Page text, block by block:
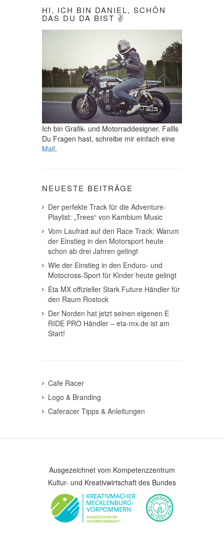
HI, ICH BIN DANIEL, SCHÖN
DAS DU DA BIST ✌
Ich bin Grafik- und Motorraddesigner. Fallls
Du Fragen hast, schreibe mir einfach eine
Mail.
NEUESTE BEITRÄGE
Der perfekte Track für die Adventure-
Playlist: „Trees“ von Kambium Music
Vom Laufrad auf den Race Track: Warum
der Einstieg in den Motorsport heute
schon ab drei Jahren gelingt
Wie der Einstieg in den Enduro- und
Motocross-Sport für Kinder heute gelingt
Eta MX offizieller Stark Future Händler für
den Raum Rostock
Der Norden hat jetzt seinen eigenen E
RIDE PRO Händler – eta-mx.de ist am
Start!
Cafe Racer
Logo & Branding
Caferacer Tipps & Anleitungen
Ausgezeichnet vom Kompetenzzentrum
Kultur- und Kreativwirtschaft des Bundes